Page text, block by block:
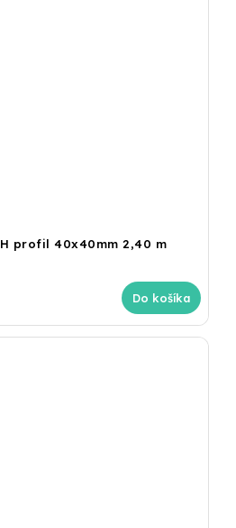
profil 40x40mm 2,40 m
Do košíka